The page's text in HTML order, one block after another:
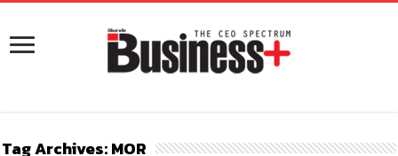
Tag Archives:MOR